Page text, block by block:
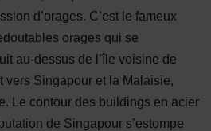
d’orages. C’est le fameux
orages qui se
au-dessus de l’île voisine de
vers Singapour et la Malaisie,
Le contour des buildings en acier
de Singapour s’estompe